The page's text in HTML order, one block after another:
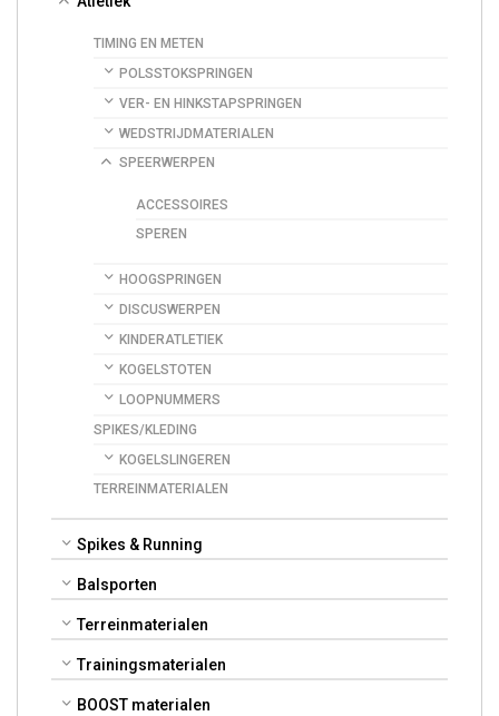
TIMING EN METEN
POLSSTOKSPRINGEN
VER- EN HINKSTAPSPRINGEN
WEDSTRIJDMATERIALEN
SPEERWERPEN
ACCESSOIRES
SPEREN
HOOGSPRINGEN
DISCUSWERPEN
KINDERATLETIEK
KOGELSTOTEN
LOOPNUMMERS
SPIKES/KLEDING
KOGELSLINGEREN
TERREINMATERIALEN
Spikes & Running
Balsporten
Terreinmaterialen
Trainingsmaterialen
BOOST materialen